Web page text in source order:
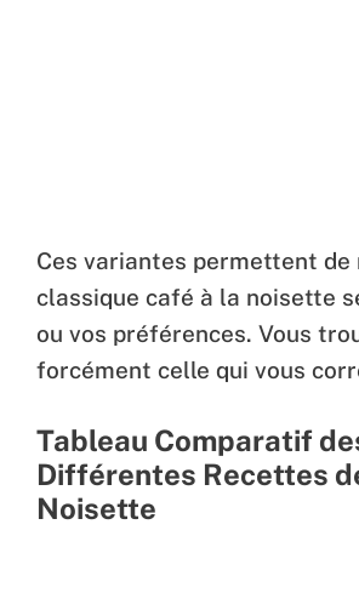
Ces variantes permettent
classique café à la noisette
ou vos préférences. Vous
forcément celle qui vous
Tableau Comparatif
Différentes Recettes
Noisette